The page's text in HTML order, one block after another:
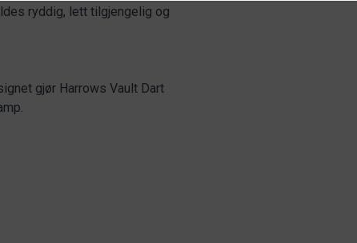
ryddig, lett tilgjengelig og
gjør Harrows Vault Dart